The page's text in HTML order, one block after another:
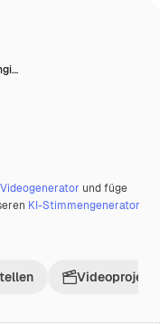
und füge
KI-Stimmengenerator
Videoprojekt